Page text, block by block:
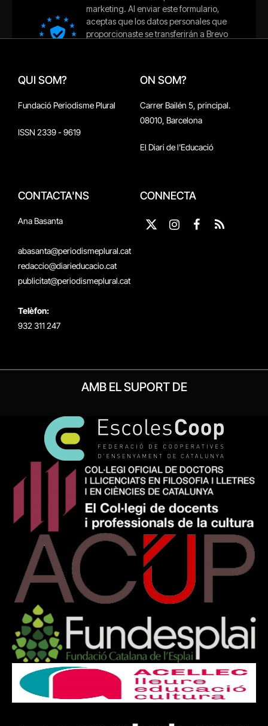
QUI SOM?
Fundació Periodisme Plural
ISSN 2339 - 9619
ON SOM?
Carrer Bailén 5, principal.
08010, Barcelona
El Diari de l'Educació
CONTACTA'NS
Ana Basanta
abasanta@periodismeplural.cat
redaccio@diarieducacio.cat
publicitat@periodismeplural.cat
Telèfon:
932 311 247
CONNECTA
X
Instagram
Facebook
RSS
AMB EL SUPORT DE